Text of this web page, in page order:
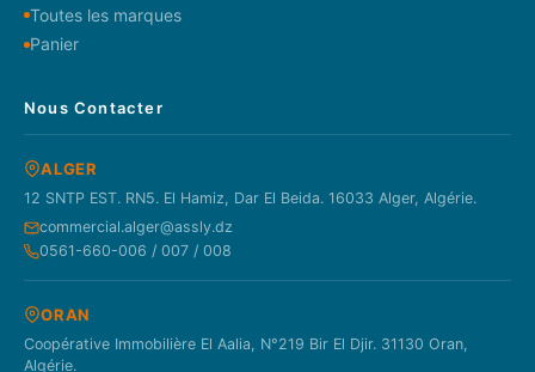
Toutes les marques
Panier
Nous Contacter
ALGER
12 SNTP EST. RN5. El Hamiz, Dar El Beida. 16033 Alger, Algérie.
commercial.alger@assly.dz
0561-660-006 / 007 / 008
ORAN
Coopérative Immobilière El Aalia, N°219 Bir El Djir. 31130 Oran,
Algérie.